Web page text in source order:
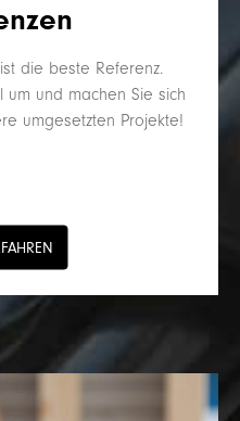
die beste Referenz.
um und machen Sie sich
umgesetzten Projekte!